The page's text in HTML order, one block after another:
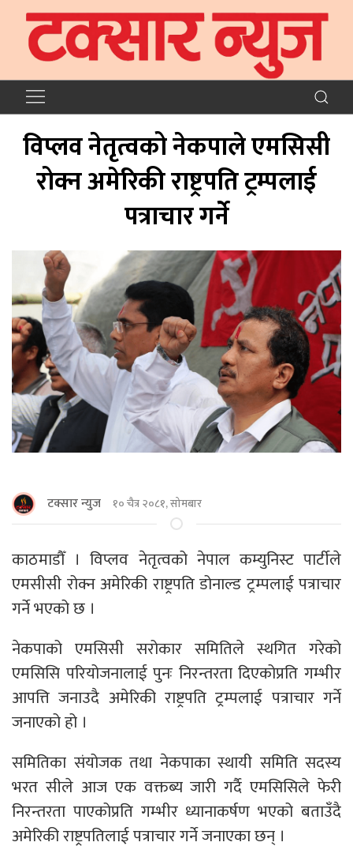
विप्लव नेतृत्वको नेकपाले एमसिसी
रोक्न अमेरिकी राष्ट्रपति ट्रम्पलाई
पत्राचार गर्ने
टक्सार न्युज १० चैत्र २०८१, सोमबार
काठमाडौँ । विप्लव नेतृत्वको नेपाल कम्युनिस्ट पार्टीले
एमसीसी रोक्न अमेरिकी राष्ट्रपति डोनाल्ड ट्रम्पलाई पत्राचार
गर्ने भएको छ ।
नेकपाको एमसिसी सरोकार समितिले स्थगित गरेको
एमसिसि परियोजनालाई पुनः निरन्तरता दिएकोप्रति गम्भीर
आपत्ति जनाउदै अमेरिकी राष्ट्रपति ट्रम्पलाई पत्राचार गर्ने
जनाएको हो ।
समितिका संयोजक तथा नेकपाका स्थायी समिति सदस्य
भरत सीले आज एक वक्तब्य जारी गर्दै एमसिसिले फेरी
निरन्तरता पाएकोप्रति गम्भीर ध्यानाकर्षण भएको बताउँदै
अमेरिकी राष्ट्रपतिलाई पत्राचार गर्ने जनाएका छन् ।